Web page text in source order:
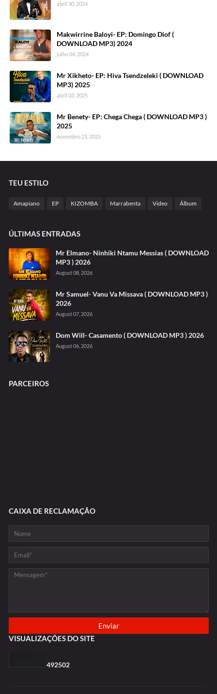
abril 30, 2024
Makwirrine Baloyi- EP: Domingo Diof (
DOWNLOAD MP3) 2024
julho 04, 2024
Mr Xikheto- EP: Hiva Tsendzeleki ( DOWNLOAD
MP3) 2025
abril 03, 2025
Mr Benety- EP: Chega Chega ( DOWNLOAD MP3 )
2025
novembro 21, 2025
TEU ESTILO
Amapiano EP KIZOMBA Marrabenta Video Álbum
ÚLTIMAS ENTRADAS
Mr Elmano- Ninhiki Ntamu Messias ( DOWNLOAD
MP3 ) 2026
August 08, 2026
Mr Samuel- Vanu Va Missava ( DOWNLOAD MP3 )
2026
August 07, 2026
Dom Will- Casamento ( DOWNLOAD MP3 ) 2026
August 06, 2026
PARCEIROS
CAIXA DE RECLAMAÇÃO
VISUALIZAÇÕES DO SITE
492502